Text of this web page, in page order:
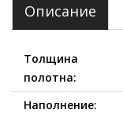
Описание
Толщина
полотна:
Наполнение: